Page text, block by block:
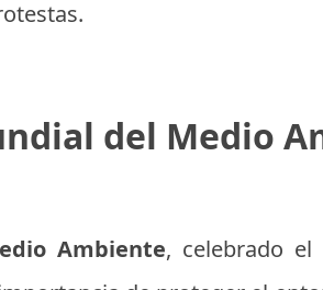
del Medio
Ambiente, celebrado el